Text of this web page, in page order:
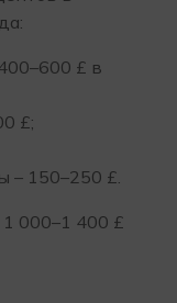
£ в
£;
– 150–250 £.
000–1 400 £